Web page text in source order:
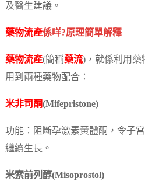
及醫生建議。
藥物流產係咩?原理簡單解釋
藥物流產(簡稱藥流)，就係利用藥
用到兩種藥物配合：
米非司酮(Mifepristone)
功能：阻斷孕激素黃體酮，令子
繼續生長。
米索前列醇(Misoprostol)